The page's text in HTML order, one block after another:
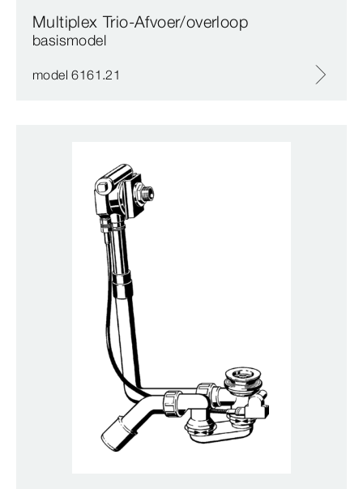
Multiplex Trio-Afvoer/overloop
basismodel
model 6161.21